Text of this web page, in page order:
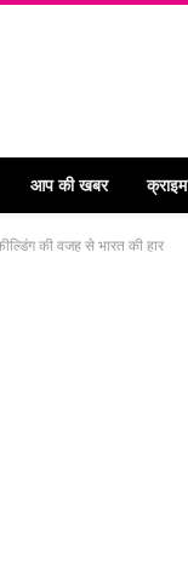
आप की खबर क्राइम
की वजह से भारत की हार